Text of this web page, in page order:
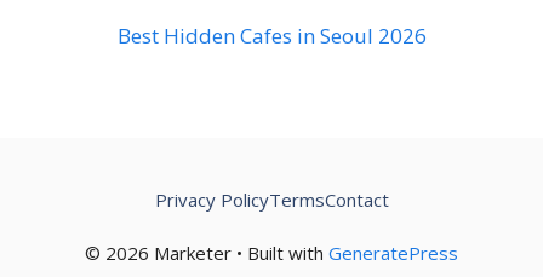
Best Hidden Cafes in Seoul 2026
© 2026 Marketer • Built with GeneratePress
Privacy PolicyTermsContact